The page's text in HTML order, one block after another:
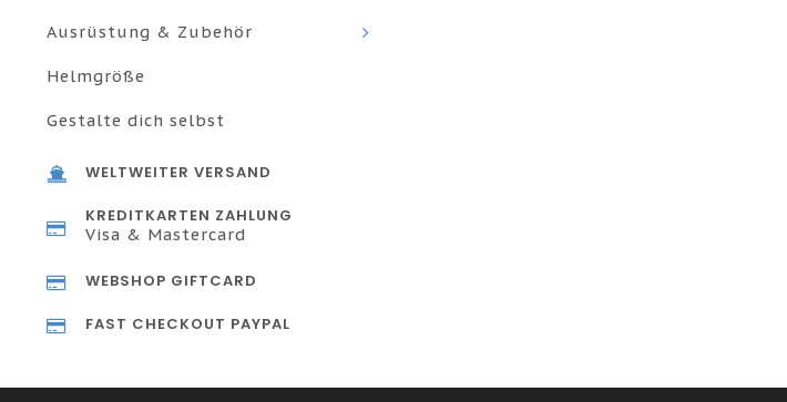
Ausrüstung & Zubehör
Helmgröße
Gestalte dich selbst
WELTWEITER VERSAND
KREDITKARTEN ZAHLUNG
Visa & Mastercard
WEBSHOP GIFTCARD
FAST CHECKOUT PAYPAL